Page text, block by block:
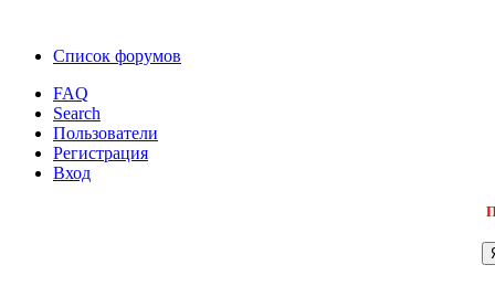
Список форумов
FAQ
Search
Пользователи
Регистрация
Вход